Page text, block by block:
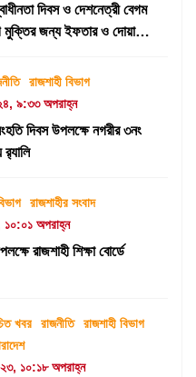
দিবস ও দেশনেত্রী বেগম
মুক্তির জন্য ইফতার ও দোয়া
রাজশাহী বিভাগ
৯:৩৩ অপরাহ্ন
দিবস উপলক্ষে নগরীর ৩নং
র‍্যালি
রাজশাহীর সংবাদ
অপরাহ্ন
রাজশাহী শিক্ষা বোর্ডে
খবর রাজনীতি
রাজশাহী বিভাগ
১০:১৮ অপরাহ্ন